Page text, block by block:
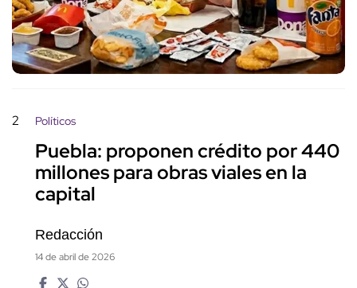
2 Políticos
Puebla: proponen crédito por 440
millones para obras viales en la
capital
Redacción
14 de abril de 2026